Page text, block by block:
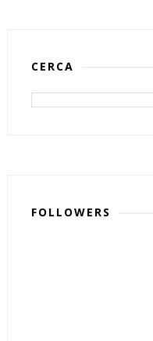
CERCA
FOLLOWERS